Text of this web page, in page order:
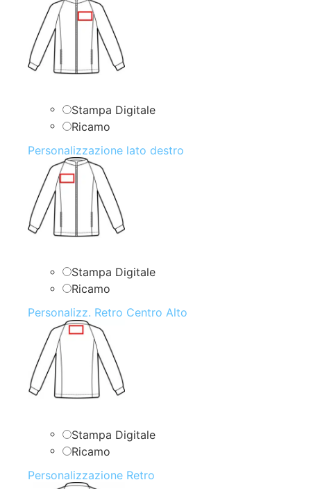
Stampa Digitale
Ricamo
Personalizzazione lato destro
Stampa Digitale
Ricamo
Personalizz. Retro Centro Alto
Stampa Digitale
Ricamo
Personalizzazione Retro